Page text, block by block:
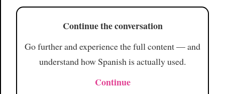
Continue the conversation
Go further and experience the full content — and
understand how Spanish is actually used.
Continue